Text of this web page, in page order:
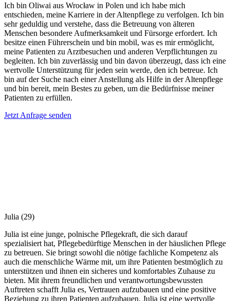
Ich bin Oliwai aus Wrocław in Polen und ich habe mich
entschieden, meine Karriere in der Altenpflege zu verfolgen. Ich bin
sehr geduldig und verstehe, dass die Betreuung von älteren
Menschen besondere Aufmerksamkeit und Fürsorge erfordert. Ich
besitze einen Führerschein und bin mobil, was es mir ermöglicht,
meine Patienten zu Arztbesuchen und anderen Verpflichtungen zu
begleiten. Ich bin zuverlässig und bin davon überzeugt, dass ich eine
wertvolle Unterstützung für jeden sein werde, den ich betreue. Ich
bin auf der Suche nach einer Anstellung als Hilfe in der Altenpflege
und bin bereit, mein Bestes zu geben, um die Bedürfnisse meiner
Patienten zu erfüllen.
Jetzt Anfrage senden
Julia (29)
Julia ist eine junge, polnische Pflegekraft, die sich darauf
spezialisiert hat, Pflegebedürftige Menschen in der häuslichen Pflege
zu betreuen. Sie bringt sowohl die nötige fachliche Kompetenz als
auch die menschliche Wärme mit, um ihre Patienten bestmöglich zu
unterstützen und ihnen ein sicheres und komfortables Zuhause zu
bieten. Mit ihrem freundlichen und verantwortungsbewussten
Auftreten schafft Julia es, Vertrauen aufzubauen und eine positive
Beziehung zu ihren Patienten aufzubauen. Julia ist eine wertvolle